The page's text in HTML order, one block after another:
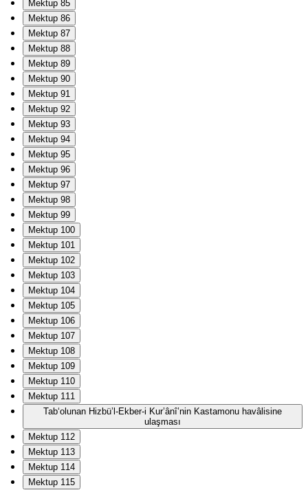
Mektup 85
Mektup 86
Mektup 87
Mektup 88
Mektup 89
Mektup 90
Mektup 91
Mektup 92
Mektup 93
Mektup 94
Mektup 95
Mektup 96
Mektup 97
Mektup 98
Mektup 99
Mektup 100
Mektup 101
Mektup 102
Mektup 103
Mektup 104
Mektup 105
Mektup 106
Mektup 107
Mektup 108
Mektup 109
Mektup 110
Mektup 111
Tab‘olunan Hizbü’l-Ekber-i Kur’ânî’nin Kastamonu havâlisine
ulaşması
Mektup 112
Mektup 113
Mektup 114
Mektup 115